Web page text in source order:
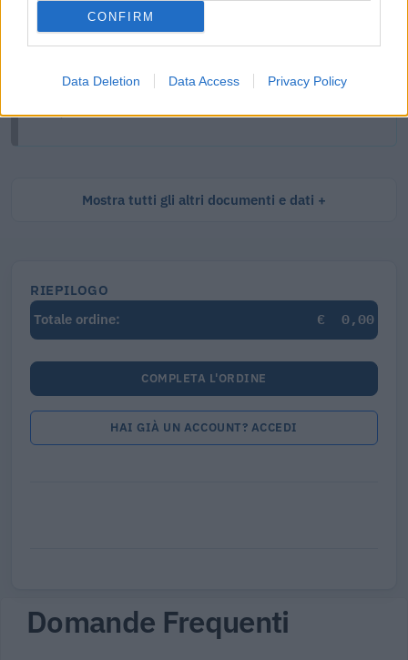
CONFIRM
Data Deletion Data Access Privacy Policy
Visure Camerali - Storico Società di Persone
€ 6,98 IVA inclusa
Mostra tutti gli altri documenti e dati
RIEPILOGO
Totale ordine:
€ 0,00
COMPLETA L'ORDINE
HAI GIÀ UN ACCOUNT? ACCEDI
Domande Frequenti